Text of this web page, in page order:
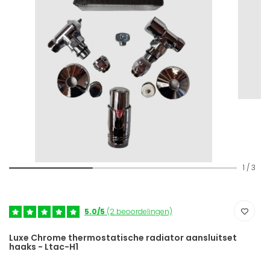
1 / 3
5.0/5 (2 beoordelingen)
Luxe Chrome thermostatische radiator aansluitset
haaks - Ltac-H1